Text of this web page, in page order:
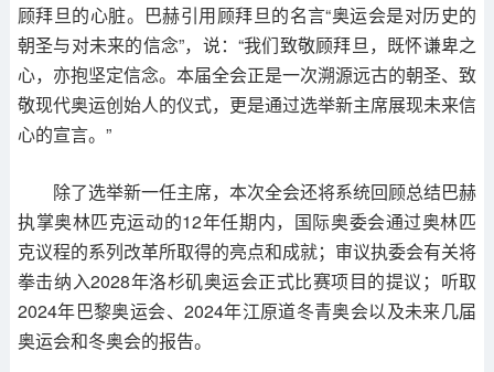
顾拜旦的心脏。巴赫引用顾拜旦的名言“奥运会是对历史的
朝圣与对未来的信念”，说：“我们致敬顾拜旦，既怀谦卑之
心，亦抱坚定信念。本届全会正是一次溯源远古的朝圣、致
敬现代奥运创始人的仪式，更是通过选举新主席展现未来信
心的宣言。”
除了选举新一任主席，本次全会还将系统回顾总结巴赫
执掌奥林匹克运动的12年任期内，国际奥委会通过奥林匹
克议程的系列改革所取得的亮点和成就；审议执委会有关将
拳击纳入2028年洛杉矶奥运会正式比赛项目的提议；听取
2024年巴黎奥运会、2024年江原道冬青奥会以及未来几届
奥运会和冬奥会的报告。